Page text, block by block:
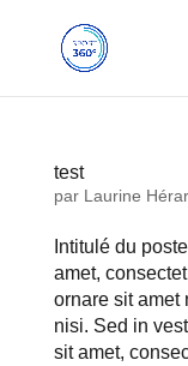
test
par Laurine
Intitulé du
amet,
ornare sit amet
nisi. Sed in
sit amet,